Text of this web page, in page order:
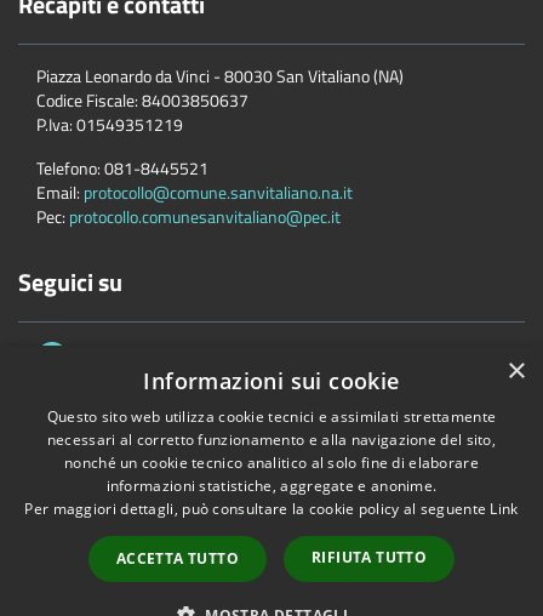
Piazza Leonardo da Vinci - 80030 San Vitaliano (NA)
Codice Fiscale:84003850637
P.Iva:01549351219
Telefono:081-8445521
Email: protocollo@comune.sanvitaliano.na.it
Pec: protocollo.comunesanvitaliano@pec.it
Seguici su
Accessibilità Privacy Cookie
Mappa del sito
Copyright © 2026 • Comune di San Vitaliano • Powered byMunicipium
•Accesso redazione
×
Informazioni sui cookie
Questo sito web utilizza cookie tecnici e assimilati strettamente
necessari al corretto funzionamento e alla navigazione del sito,
nonché un cookie tecnico analitico al solo fine di elaborare
informazioni statistiche, aggregate e anonime.
Per maggiori dettagli, può consultare la cookie policy al seguente Link
ACCETTA TUTTO RIFIUTA TUTTO